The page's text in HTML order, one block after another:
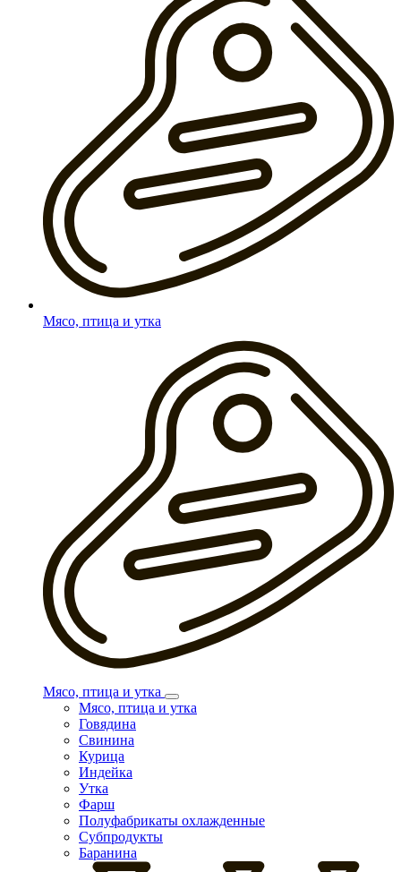
Мясо, птица и утка
Мясо, птица и утка
Мясо, птица и утка
Говядина
Свинина
Курица
Индейка
Утка
Фарш
Полуфабрикаты охлажденные
Субпродукты
Баранина